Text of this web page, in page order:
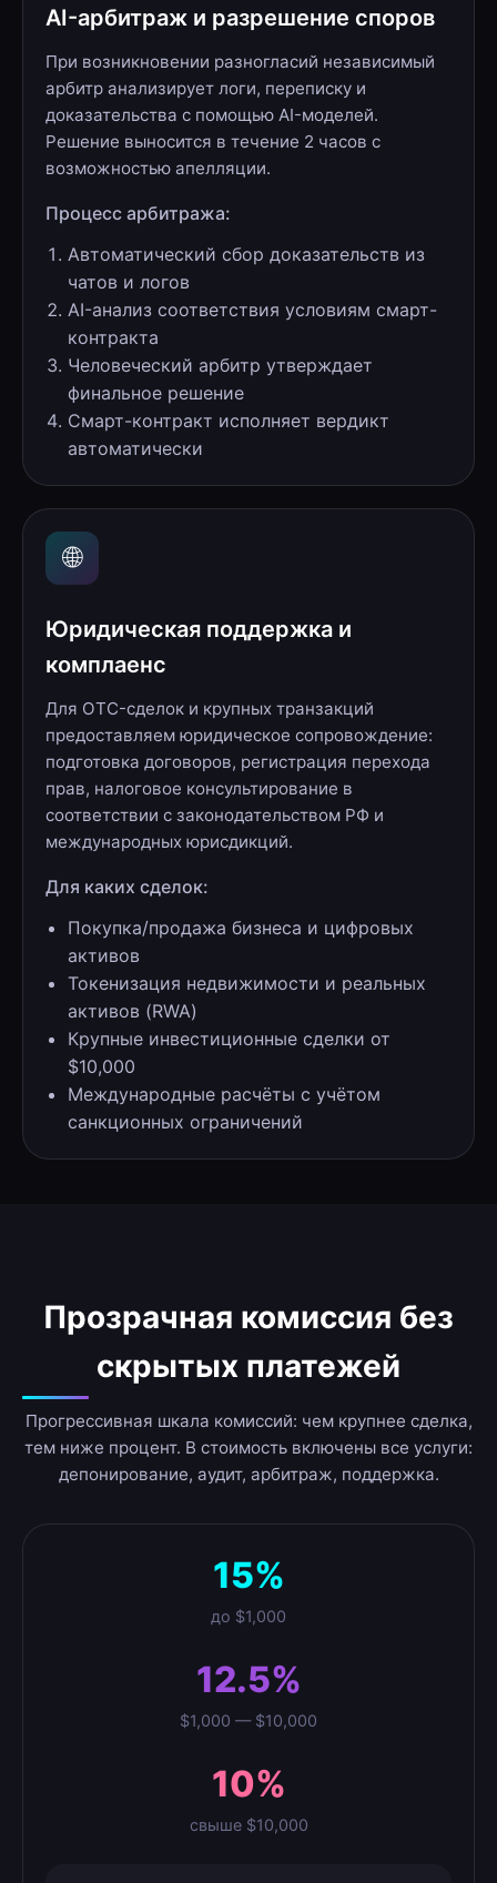
AI-арбитраж и разрешение споров
При возникновении разногласий независимый
арбитр анализирует логи, переписку и
доказательства с помощью AI-моделей.
Решение выносится в течение 2 часов с
возможностью апелляции.
Процесс арбитража:
Автоматический сбор доказательств из
чатов и логов
AI-анализ соответствия условиям смарт-
контракта
Человеческий арбитр утверждает
финальное решение
Смарт-контракт исполняет вердикт
автоматически
🌐
Юридическая поддержка и
комплаенс
Для OTC-сделок и крупных транзакций
предоставляем юридическое сопровождение:
подготовка договоров, регистрация перехода
прав, налоговое консультирование в
соответствии с законодательством РФ и
международных юрисдикций.
Для каких сделок:
Покупка/продажа бизнеса и цифровых
активов
Токенизация недвижимости и реальных
активов (RWA)
Крупные инвестиционные сделки от
$10,000
Международные расчёты с учётом
санкционных ограничений
Прозрачная комиссия без
скрытых платежей
Прогрессивная шкала комиссий: чем крупнее сделка,
тем ниже процент. В стоимость включены все услуги:
депонирование, аудит, арбитраж, поддержка.
15%
до $1,000
12.5%
$1,000 — $10,000
10%
свыше $10,000